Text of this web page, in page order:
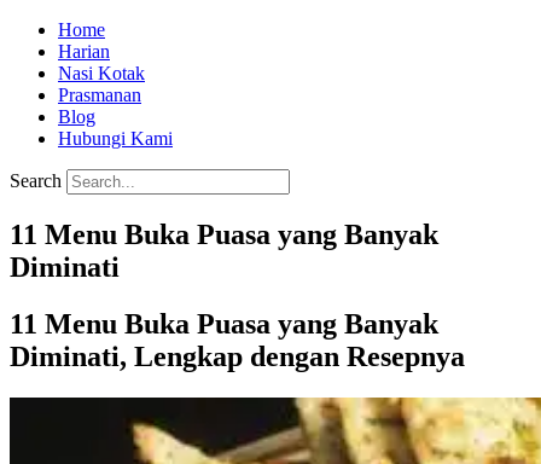
Home
Harian
Nasi Kotak
Prasmanan
Blog
Hubungi Kami
Search
11 Menu Buka Puasa yang Banyak
Diminati
11 Menu Buka Puasa yang Banyak
Diminati, Lengkap dengan Resepnya